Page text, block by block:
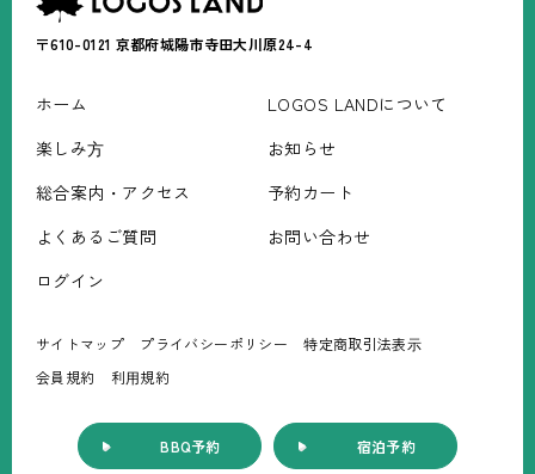
〒610-0121 京都府城陽市寺田大川原24-4
ホーム
LOGOS LANDについて
楽しみ⽅
お知らせ
総合案内・アクセス
予約カート
よくあるご質問
お問い合わせ
ログイン
サイトマップ プライバシーポリシー
特定商取引法表⽰
会員規約
利⽤規約
BBQ予約 宿泊予約